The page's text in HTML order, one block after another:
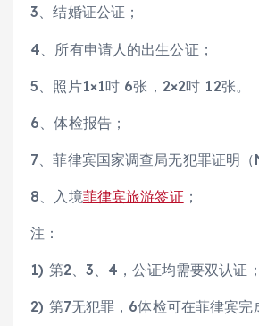
3、结婚证公证；
4、所有申请人的出生公证；
5、照片1×1吋 6张，2×2吋 12张。
6、体检报告；
7、菲律宾国家调查局无犯罪证明（
8、入境菲律宾旅游签证 ；
注：
1) 第2、3、4，公证均需要双认证；
2) 第7无犯罪，6体检可在菲律宾完